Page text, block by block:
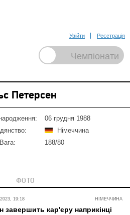
Увійти Реєстрація
Петерсен
06 грудня 1988
Німеччина
188/80
ФОТО
НІМЕЧЧИНА
19:18
завершить кар'єру наприкінці